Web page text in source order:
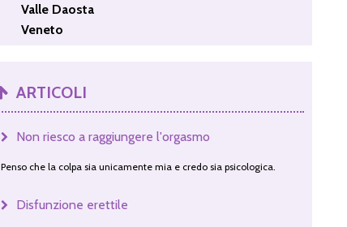
Valle Daosta
Veneto
ARTICOLI
Non riesco a raggiungere l'orgasmo
Penso che la colpa sia unicamente mia e credo sia psicologica.
Disfunzione erettile